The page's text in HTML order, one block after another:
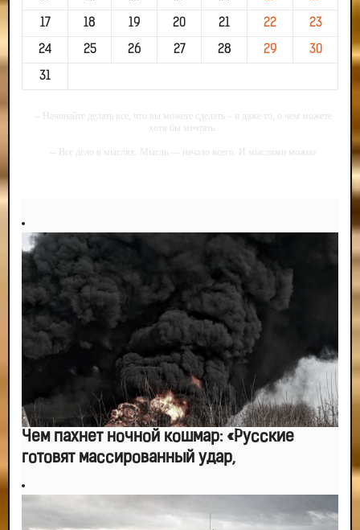
17 18 19 20 21 22 23
24 25 26 27 28 29 30
31
-- Начинайте делать все, что вы можете сделать – и даже то, о чем можете
хотя бы мечтать.
-- Все дело в мыслях. Мысль — начало всего. И мыслями можно
-- Самое большое богатство — это ум. Самая большая нищета — глупость.
Из всех страхов самый пугающий — самолюбование.
-- Лучшее, что можно сделать с хорошим советом, это пропустить его
мимо ушей. Он никогда не бывает полезен никому, кроме того, кто его дал.
-- Люблю давать советы и очень не люблю, когда их дают мне.
Чем пахнет ночной кошмар: «Русские
готовят массированный удар,